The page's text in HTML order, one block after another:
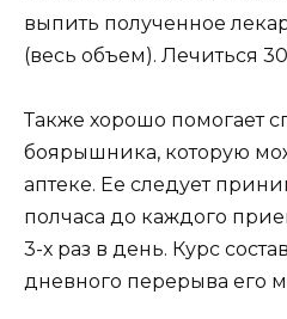
выпить полученное
(весь объем). Лечиться
Также хорошо помогает
боярышника, которую
аптеке. Ее следует
полчаса до каждого
3-х раз в день. Курс
дневного перерыва его